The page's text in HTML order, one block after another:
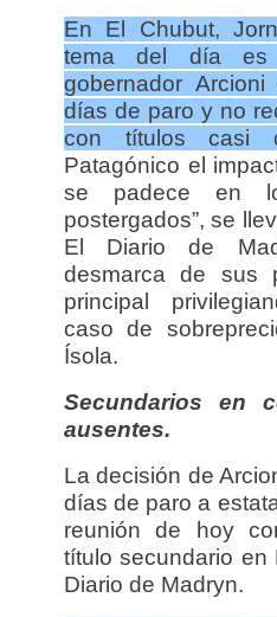
En El Chubut,
tema del día es
gobernador
días de paro y no
con títulos casi
Patagónico el
se padece en
postergados”, se
El Diario de
desmarca de sus
principal
caso de
Ísola.
Secundarios en
ausentes.
La decisión de
días de paro a
reunión de hoy
título secundario en
Diario de Madryn.